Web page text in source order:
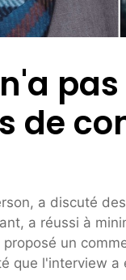
de
a discuté
a réussi à
un
que l'interview